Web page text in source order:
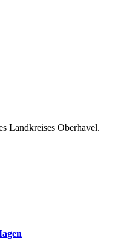
Landkreises Oberhavel.